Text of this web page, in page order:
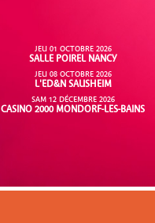
JEU 01 OCTOBRE 2026
SALLE POIREL NANCY
JEU 08 OCTOBRE 2026
L'ED&N SAUSHEIM
SAM 12 DÉCEMBRE 2026
CASINO 2000 MONDORF-LES-BAINS